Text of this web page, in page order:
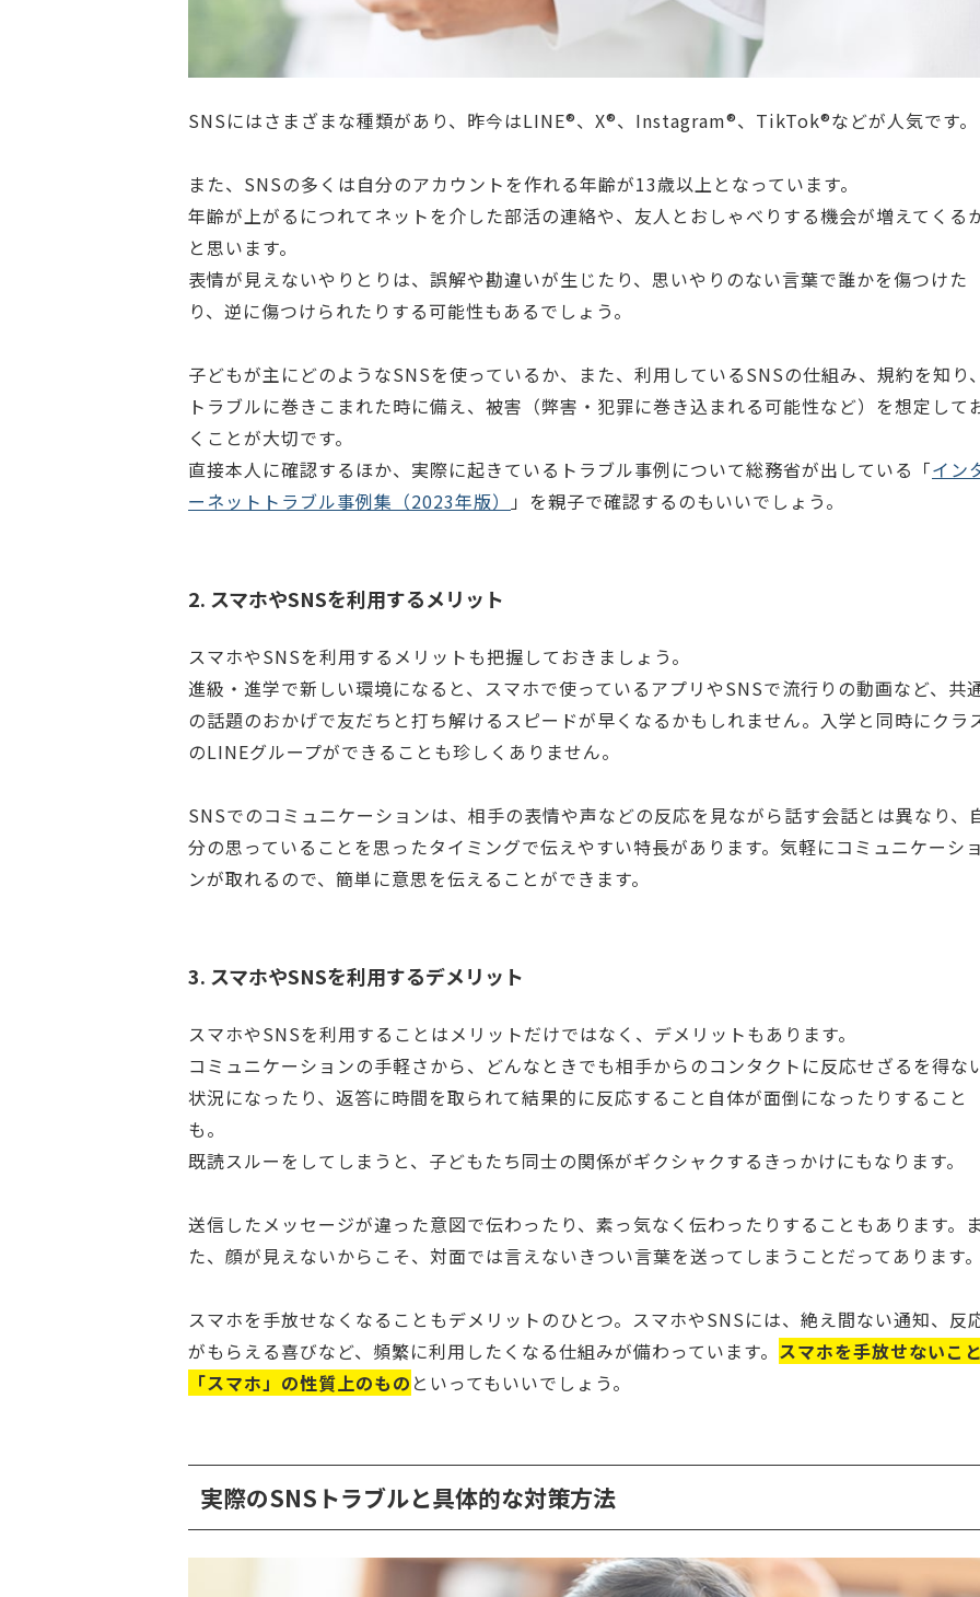
SNSにはさまざまな種類があり、昨今はLINE®、X®、Instagram®、TikTok®などが人気です。
また、SNSの多くは自分のアカウントを作れる年齢が13歳以上となっています。
年齢が上がるにつれてネットを介した部活の連絡や、友人とおしゃべりする機会が増えてくる
と思います。
表情が見えないやりとりは、誤解や勘違いが生じたり、思いやりのない言葉で誰かを傷つけた
り、逆に傷つけられたりする可能性もあるでしょう。
子どもが主にどのようなSNSを使っているか、また、利用しているSNSの仕組み、規約を知り、
トラブルに巻きこまれた時に備え、被害（弊害・犯罪に巻き込まれる可能性など）を想定して
くことが大切です。
直接本人に確認するほか、実際に起きているトラブル事例について総務省が出している「イン
ーネットトラブル事例集（2023年版）
」を親子で確認するのもいいでしょう。
2. スマホやSNSを利用するメリット
スマホやSNSを利用するメリットも把握しておきましょう。
進級・進学で新しい環境になると、スマホで使っているアプリやSNSで流行りの動画など、共
の話題のおかげで友だちと打ち解けるスピードが早くなるかもしれません。入学と同時にクラ
のLINEグループができることも珍しくありません。
SNSでのコミュニケーションは、相手の表情や声などの反応を見ながら話す会話とは異なり、
分の思っていることを思ったタイミングで伝えやすい特長があります。気軽にコミュニケーショ
ンが取れるので、簡単に意思を伝えることができます。
3. スマホやSNSを利用するデメリット
スマホやSNSを利用することはメリットだけではなく、デメリットもあります。
コミュニケーションの手軽さから、どんなときでも相手からのコンタクトに反応せざるを得な
状況になったり、返答に時間を取られて結果的に反応すること自体が面倒になったりすること
も。
既読スルーをしてしまうと、子どもたち同士の関係がギクシャクするきっかけにもなります。
送信したメッセージが違った意図で伝わったり、素っ気なく伝わったりすることもあります。ま
た、顔が見えないからこそ、対面では言えないきつい言葉を送ってしまうことだってあります。
スマホを手放せなくなることもデメリットのひとつ。スマホやSNSには、絶え間ない通知、反
がもらえる喜びなど、頻繁に利用したくなる仕組みが備わっています。 スマホを手放せないこ
「スマホ」の性質上のもの といってもいいでしょう。
実際のSNSトラブルと具体的な対策方法